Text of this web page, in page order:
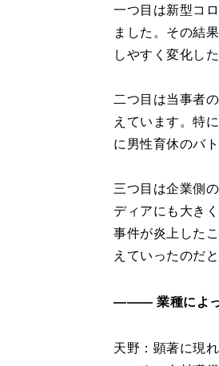
一つ目は新型コ
ました。その結
しやすく変化し
二つ目は当事者
えています。特
に男性育休のバ
三つ目は企業側
ディアにも大き
事件が炎上した
えていったのだと
――― 業種によっ
天野：顕著に現